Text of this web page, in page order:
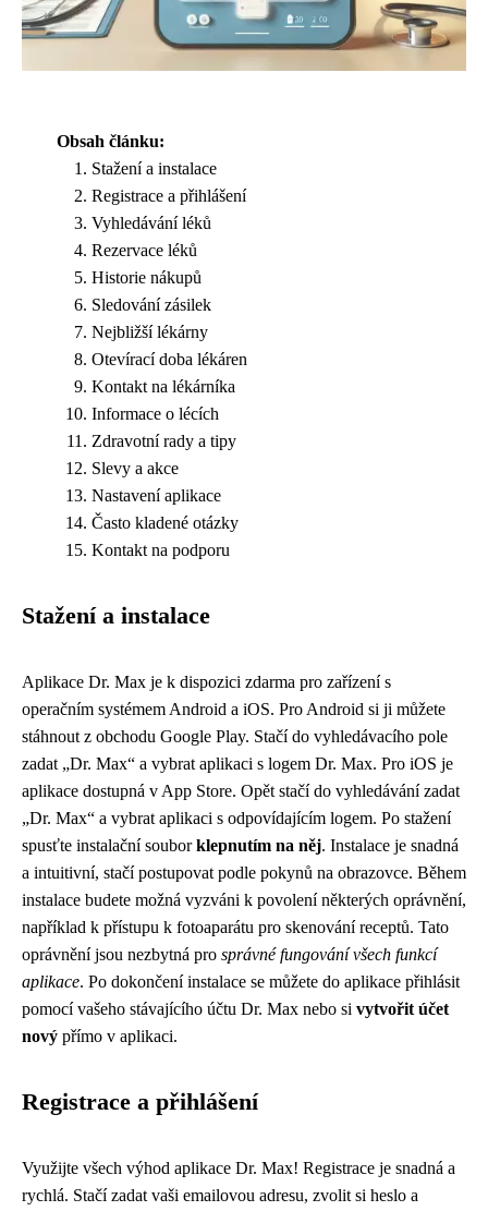
Obsah článku:
Stažení a instalace
Registrace a přihlášení
Vyhledávání léků
Rezervace léků
Historie nákupů
Sledování zásilek
Nejbližší lékárny
Otevírací doba lékáren
Kontakt na lékárníka
Informace o lécích
Zdravotní rady a tipy
Slevy a akce
Nastavení aplikace
Často kladené otázky
Kontakt na podporu
Stažení a instalace
Aplikace Dr. Max je k dispozici zdarma pro zařízení s
operačním systémem Android a iOS. Pro Android si ji můžete
stáhnout z obchodu Google Play. Stačí do vyhledávacího pole
zadat „Dr. Max“ a vybrat aplikaci s logem Dr. Max. Pro iOS je
aplikace dostupná v App Store. Opět stačí do vyhledávání zadat
„Dr. Max“ a vybrat aplikaci s odpovídajícím logem. Po stažení
spusťte instalační souborklepnutím na něj. Instalace je snadná
a intuitivní, stačí postupovat podle pokynů na obrazovce. Během
instalace budete možná vyzváni k povolení některých oprávnění,
například k přístupu k fotoaparátu pro skenování receptů. Tato
oprávnění jsou nezbytná pro správné fungování všech funkcí
aplikace. Po dokončení instalace se můžete do aplikace přihlásit
pomocí vašeho stávajícího účtu Dr. Max nebo si vytvořit účet
nový přímo v aplikaci.
Registrace a přihlášení
Využijte všech výhod aplikace Dr. Max! Registrace je snadná a
rychlá. Stačí zadat vaši emailovou adresu, zvolit si heslo a